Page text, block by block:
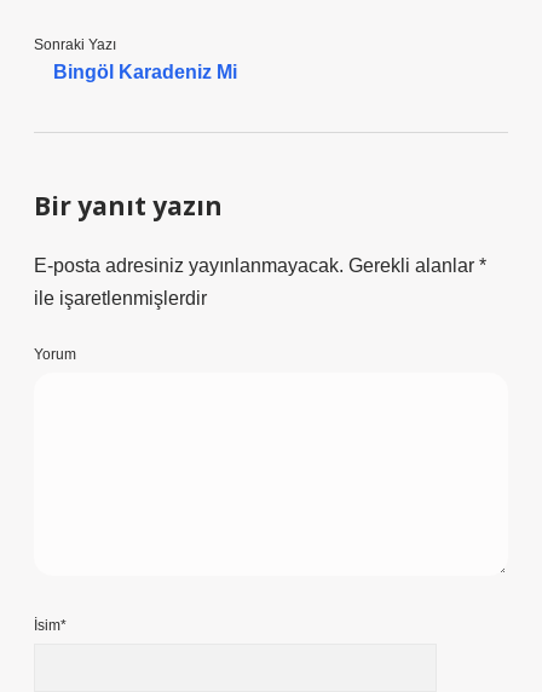
Sonraki Yazı
Bingöl Karadeniz Mi
Bir yanıt yazın
E-posta adresiniz yayınlanmayacak. Gerekli alanlar *
ile işaretlenmişlerdir
Yorum
İsim*